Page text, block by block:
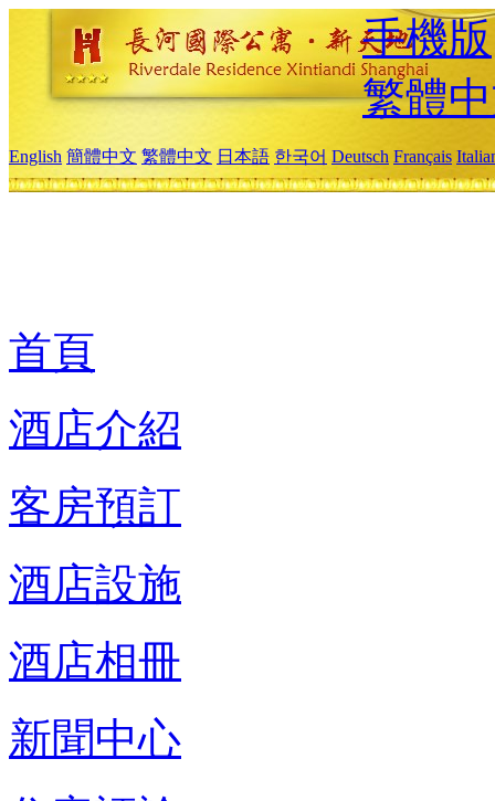
手機版
繁體
English 簡體中文 繁體中文 日本語 한국어 Deutsch Français
首頁
酒店介紹
客房預訂
酒店設施
酒店相冊
新聞中心